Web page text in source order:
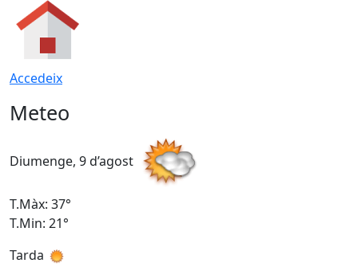
Accedeix
Meteo
Diumenge, 9 d’agost
T.Màx: 37°
T.Min: 21°
Tarda